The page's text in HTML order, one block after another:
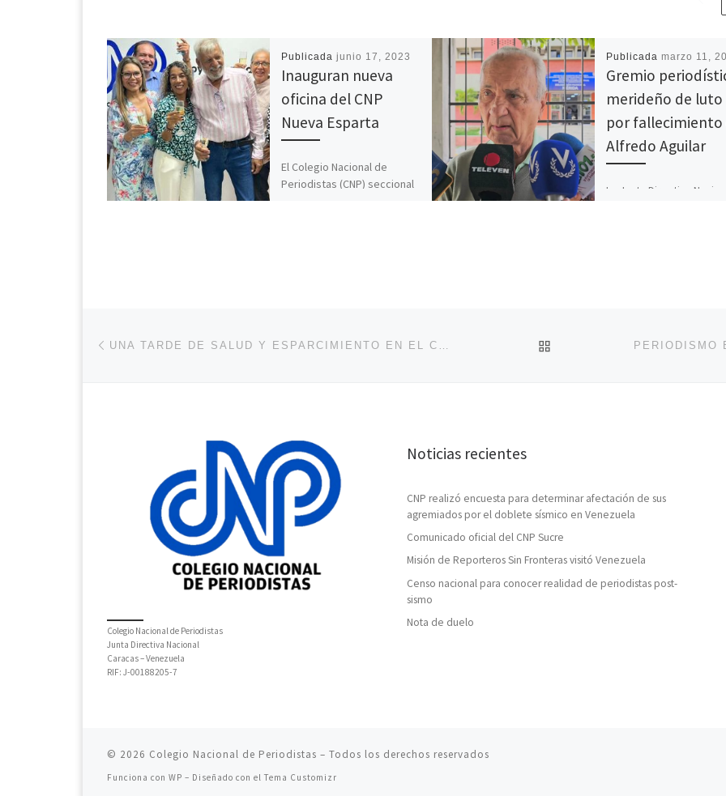
Publicada junio 17, 2023
Inauguran nueva
oficina del CNP
Nueva Esparta
El Colegio Nacional de
Periodistas (CNP) seccional
Publicada marzo 11,
Gremio
merideño de luto
por fallecimiento
Alfredo Aguilar
La Junta Directiva
Navegación de entradas VOLVER A LA LISTA DE
Colegio Nacional de Periodistas
Junta Directiva Nacional
Caracas – Venezuela
RIF: J-00188205-7
Noticias recientes
CNP realizó encuesta para determinar afectación de sus
agremiados por el doblete sísmico en Venezuela
Comunicado oficial del CNP Sucre
Misión de Reporteros Sin Fronteras visitó Venezuela
Censo nacional para conocer realidad de periodistas post-
sismo
Nota de duelo
© 2026 Colegio Nacional de Periodistas – Todos los derechos reservados
Funciona con WP – Diseñado con el Tema Customizr